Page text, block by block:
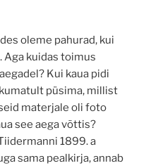
oleme pahurad, kui
Aga kuidas toimus
Kui kaua pidi
püsima, millist
materjale oli foto
see aega võttis?
1899. a
sama pealkirja, annab